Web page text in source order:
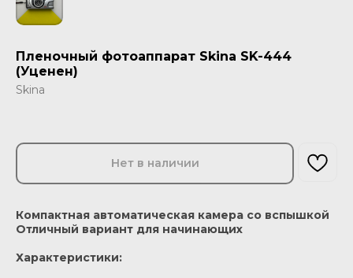
Пленочный фотоаппарат Skina SK-444
(Уценен)
Skina
Нет в наличии
Компактная автоматическая камера со вспышкой
Отличный вариант для начинающих
Характеристики: